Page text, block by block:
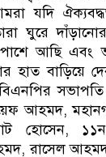
যদি
ঘুরে
আছি এবং
হাত বাড়িয়ে
বিএনপির
আহমদ,
হোসেন,
রাসেল